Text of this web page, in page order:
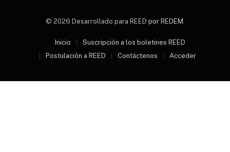
© 2026 Desarrollado para REED por REDEM
Inicio
Suscripción a los boletines REED
Postulación a REED
Contáctenos Acceder